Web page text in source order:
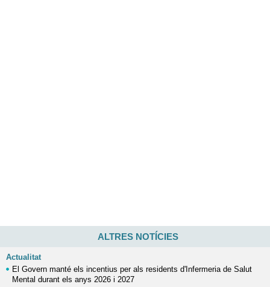
ALTRES NOTÍCIES
Actualitat
El Govern manté els incentius per als residents d'Infermeria de Salut
Mental durant els anys 2026 i 2027